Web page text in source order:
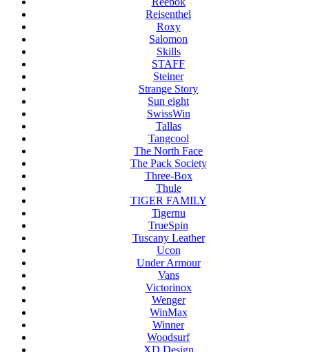
Reisenthel
Roxy
Salomon
Skills
STAFF
Steiner
Strange Story
Sun eight
SwissWin
Tallas
Tangcool
The North Face
The Pack Society
Three-Box
Thule
TIGER FAMILY
Tigernu
TrueSpin
Tuscany Leather
Ucon
Under Armour
Vans
Victorinox
Wenger
WinMax
Winner
Woodsurf